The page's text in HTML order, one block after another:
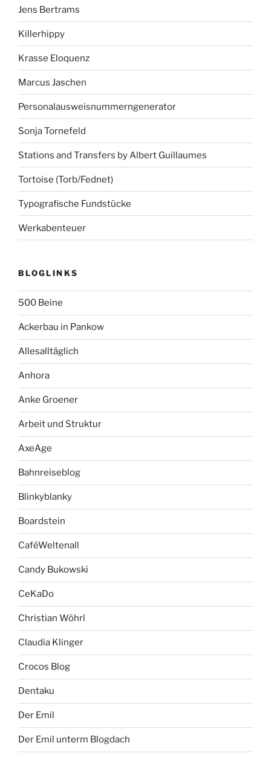
Jens Bertrams
Killerhippy
Krasse Eloquenz
Marcus Jaschen
Personalausweisnummerngenerator
Sonja Tornefeld
Stations and Transfers by Albert Guillaumes
Tortoise (Torb/Fednet)
Typografische Fundstücke
Werkabenteuer
BLOGLINKS
500 Beine
Ackerbau in Pankow
Allesalltäglich
Anhora
Anke Groener
Arbeit und Struktur
AxeAge
Bahnreiseblog
Blinkyblanky
Boardstein
CaféWeltenall
Candy Bukowski
CeKaDo
Christian Wöhrl
Claudia Klinger
Crocos Blog
Dentaku
Der Emil
Der Emil unterm Blogdach